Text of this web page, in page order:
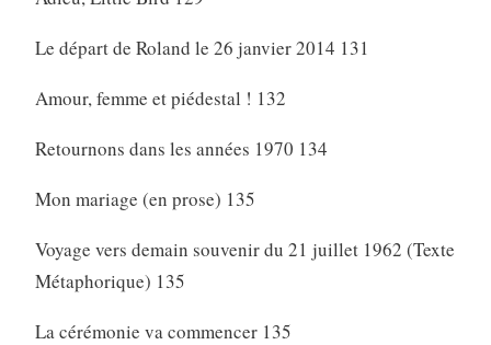
Le départ de Roland le 26 janvier 2014 131
Amour, femme et piédestal ! 132
Retournons dans les années 1970 134
Mon mariage (en prose) 135
Voyage vers demain souvenir du 21 juillet 1962 (Texte
Métaphorique) 135
La cérémonie va commencer 135